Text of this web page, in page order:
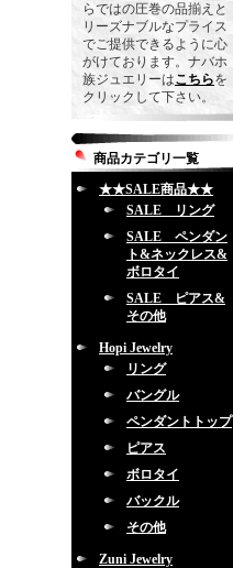
らではの圧巻の品揃えと
リーズナブルなプライス
でご提供できるように心
がけております。ナバホ
族ジュエリーはこちらを
クリックして下さい。
商品カテゴリ一覧
★★SALE商品★★
SALE リング
SALE ペンダン
ト&ネックレス&
ボロタイ
SALE ピアス&
その他
Hopi Jewelry
リング
バングル
ペンダントトップ
ピアス
ボロタイ
バックル
その他
Zuni Jewelry